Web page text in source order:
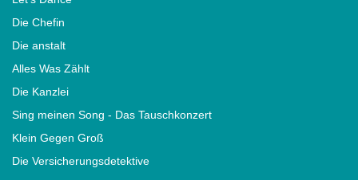
Die Chefin
Die anstalt
Alles Was Zählt
Die Kanzlei
Sing meinen Song - Das Tauschkonzert
Klein Gegen Groß
Die Versicherungsdetektive